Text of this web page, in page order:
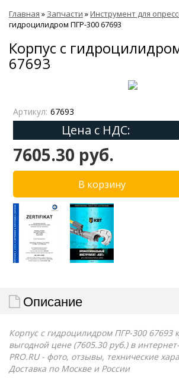
Главная » Запчасти »Инструмент для
гидроцилидром ПГР-300 67693
Корпус с
67693
Артикул: 67693
Цена с НДС:
7605.30 руб.
Описание
Корпус с гидроцилидром ПГР-300 67693
выгодной цене (7605.30 руб.) в
PRO.RU - фото, отзывы, технические
Доставка по Москве и России